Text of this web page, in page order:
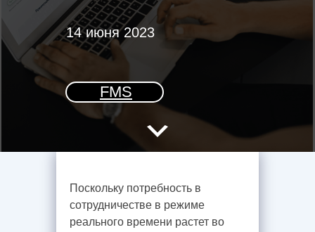
14 июня 2023
FMS
Поскольку потребность в
сотрудничестве в режиме
реального времени растет во